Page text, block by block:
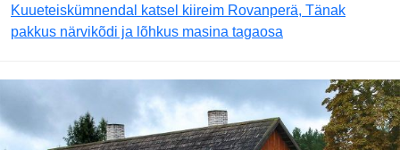
Kuueteiskümnendal katsel kiireim Rovanperä, Tänak
pakkus närvikõdi ja lõhkus masina tagaosa